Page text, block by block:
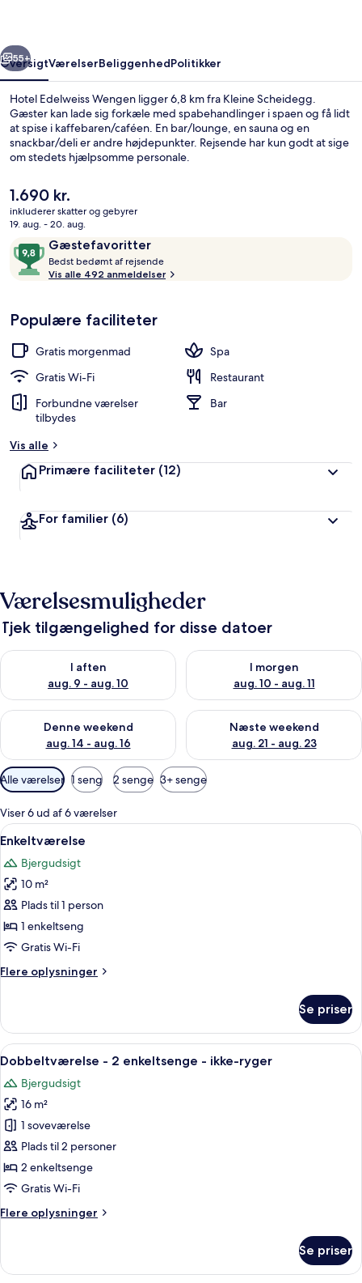
Næste
55+
OversigtVærelserBeliggenhedPolitikker
Hotel Edelweiss Wengen ligger 6,8 km fra Kleine Scheidegg.
Gæster kan lade sig forkæle med spabehandlinger i spaen og få lidt
at spise i kaffebaren/caféen. En bar/lounge, en sauna og en
snackbar/deli er andre højdepunkter. Rejsende har kun godt at sige
om stedets hjælpsomme personale.
Den
nuværende
pris
1.690 kr.
1.690 kr.
inkluderer skatter og gebyrer
19. aug. - 20. aug.
AnmeldelserGæstefavoritter
9,8
ud
af
Gæstefavoritter
Bedst bedømt af rejsende
e
f
e
e
Vis alle 492 anmeldelser
Populære faciliteter
Gratis morgenmad
Spa
Gratis Wi-Fi
Restaurant
Forbundne værelser
tilbydes
Bar
Vis alle
Primære faciliteter (12)
For familier (6)
Værelsesmuligheder
Tjek tilgængelighed for disse datoer
I aften
aug. 9 - aug. 10
Tjek tilgængelighed for i aften aug. 9 - aug. 10
I morgen
aug. 10 - aug. 11
Tjek tilgængelighed for i
Denne weekend
aug. 14 - aug. 16
Tjek tilgængelighed for denne weekend aug. 14 - aug. 16
Næste weekend
aug. 21 - aug. 23
Tjek tilgængelighed for næste
Tilgængelige
filtre
for
værelser
Alle værelser 1 seng 2 senge 3+ senge
Viser 6 ud af 6 værelser
Indlæs
alle
billeder
af
Enkeltværelse
Et rum med træpaneler, seng,
4
Enkeltværelse
Bjergudsigt
10 m²
Plads til 1 person
1 enkeltseng
Gratis Wi-Fi
Flere oplysninger
Flere
Se priser
Indlæs
alle
billeder
af
Dobbeltværelse
-
2
enkeltsenge
ikke-
Et værelse med træpaneler, to
4
Dobbeltværelse - 2 enkeltsenge - ikke-ryger
Bjergudsigt
16 m²
1 soveværelse
Plads til 2 personer
2 enkeltsenge
Gratis Wi-Fi
Flere oplysninger
Flere
-
Se priser